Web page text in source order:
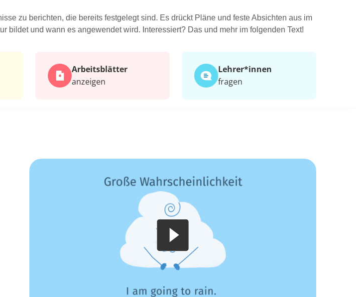
zu berichten, die bereits festgelegt sind. Es drückt Pläne und feste Absichten aus im
bildet und wann es angewendet wird. Interessiert? Das und mehr im folgenden Text!
Arbeits­blätter
anzeigen
Lehrer*​innen
fragen